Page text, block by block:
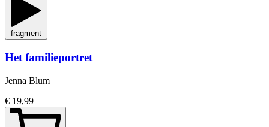
fragment
Het familieportret
Jenna Blum
€ 19,99